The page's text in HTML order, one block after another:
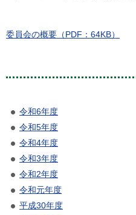
委員会の概要（PDF：64KB）
令和6年度
令和5年度
令和4年度
令和3年度
令和2年度
令和元年度
平成30年度